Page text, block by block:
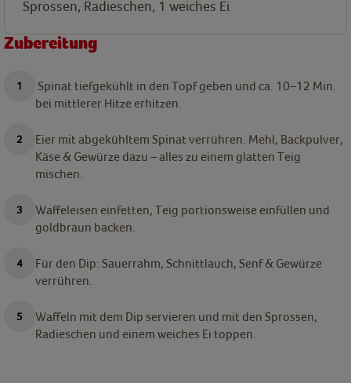
Sprossen, Radieschen, 1 weiches Ei
Zubereitung
Spinat tiefgekühlt in den Topf geben und ca. 10–12 Min.
bei mittlerer Hitze erhitzen.
Eier mit abgekühltem Spinat verrühren. Mehl, Backpulver,
Käse & Gewürze dazu – alles zu einem glatten Teig
mischen.
Waffeleisen einfetten, Teig portionsweise einfüllen und
goldbraun backen.
Für den Dip: Sauerrahm, Schnittlauch, Senf & Gewürze
verrühren.
Waffeln mit dem Dip servieren und mit den Sprossen,
Radieschen und einem weiches Ei toppen.